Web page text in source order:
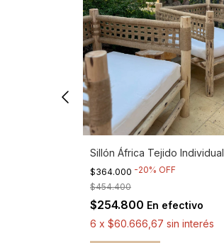
Sillón África Tejido Individual
$364.000 -20% OFF
$454.400
$254.800 En efectivo
6 x $60.666,67 sin interés